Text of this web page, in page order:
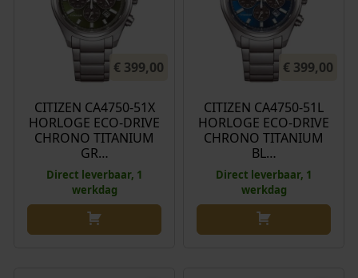
€ 399,00
CITIZEN CA4750-51X
HORLOGE ECO-DRIVE
CHRONO TITANIUM
GR…
Direct leverbaar, 1
werkdag
€ 399,00
CITIZEN CA4750-51L
HORLOGE ECO-DRIVE
CHRONO TITANIUM
BL…
Direct leverbaar, 1
werkdag